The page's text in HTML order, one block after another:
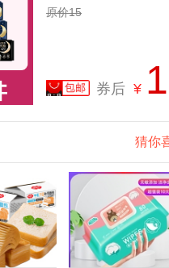
原价15
券后 ¥
猜你